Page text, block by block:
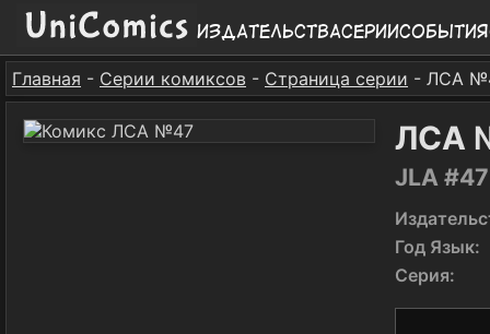
ИздательстваСерииСобытия
Главная - Серии комиксов - Страница серии - ЛСА
ЛСА
JLA #47
Год Язык:
Серия: